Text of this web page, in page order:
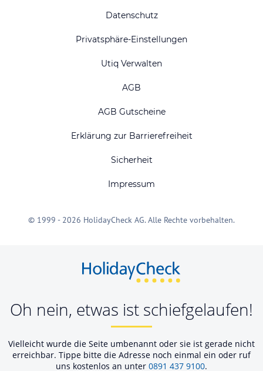
Datenschutz
Privatsphäre-Einstellungen
Utiq Verwalten
AGB
AGB Gutscheine
Erklärung zur Barrierefreiheit
Sicherheit
Impressum
© 1999 - 2026 HolidayCheck AG. Alle Rechte vorbehalten.
Oh nein, etwas ist schiefgelaufen!
Vielleicht wurde die Seite umbenannt oder sie ist gerade nicht
erreichbar. Tippe bitte die Adresse noch einmal ein oder ruf
uns kostenlos an unter 0891 437 9100.